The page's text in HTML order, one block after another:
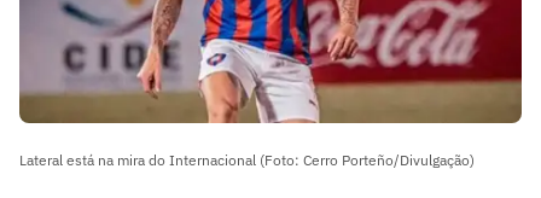
Lateral está na mira do Internacional (Foto: Cerro Porteño/Divulgação)